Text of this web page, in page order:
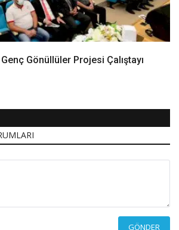
Gönüllüler Projesi Çalıştayı
GÖNDER